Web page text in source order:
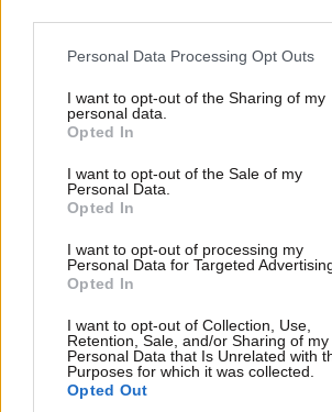
Please note that this website/app uses
not limited to your visit or usage behaviour.
grant or deny consent to Google and its
use your data for below specified
consent section.
Personal Data Processing Opt Outs
I want to opt-out of the Sharing of my
personal data.
Opted In
I want to opt-out of the Sale of my
Personal Data.
Opted In
I want to opt-out of processing my
Personal Data for Targeted
Opted In
I want to opt-out of Collection, Use,
Retention, Sale, and/or Sharing of my
Personal Data that Is Unrelated with
Purposes for which it was collected.
Opted Out
SUPERCAT 16·07·2025 08:20